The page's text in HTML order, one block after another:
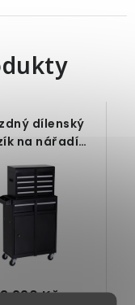
dílenský
na nářadí
104,5 cm
3 290 Kč